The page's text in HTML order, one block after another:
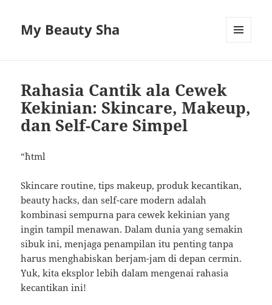
My Beauty Sha
Rahasia Cantik ala Cewek
Kekinian: Skincare, Makeup,
dan Self-Care Simpel
“`html
Skincare routine, tips makeup, produk kecantikan,
beauty hacks, dan self-care modern adalah
kombinasi sempurna para cewek kekinian yang
ingin tampil menawan. Dalam dunia yang semakin
sibuk ini, menjaga penampilan itu penting tanpa
harus menghabiskan berjam-jam di depan cermin.
Yuk, kita eksplor lebih dalam mengenai rahasia
kecantikan ini!